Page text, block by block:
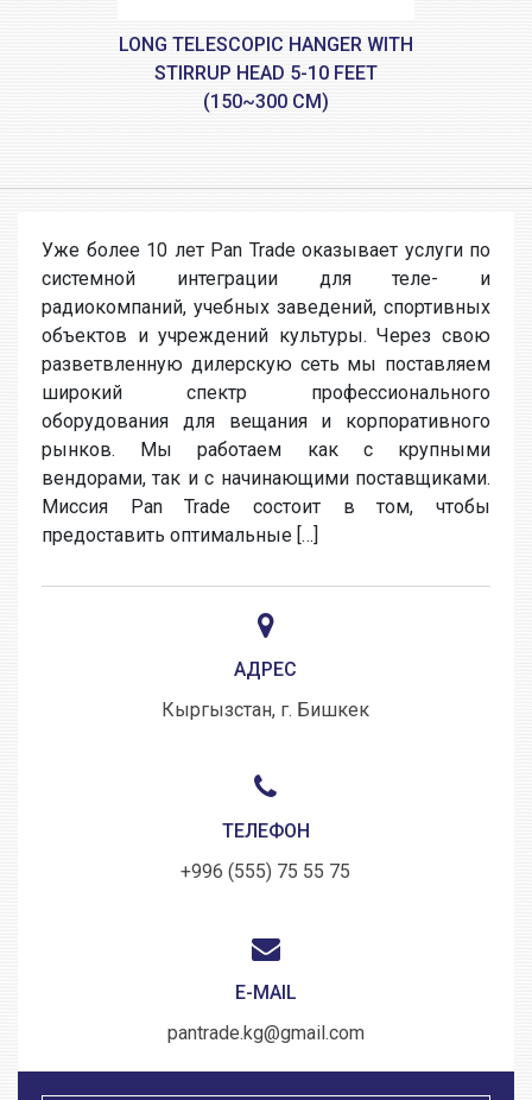
LONG TELESCOPIC HANGER WITH
STIRRUP HEAD 5-10 FEET
(150~300 CM)
Уже более 10 лет Pan Trade оказывает услуги по
системной интеграции для теле- и
радиокомпаний, учебных заведений, спортивных
объектов и учреждений культуры. Через свою
разветвленную дилерскую сеть мы поставляем
широкий спектр профессионального
оборудования для вещания и корпоративного
рынков. Мы работаем как с крупными
вендорами, так и с начинающими поставщиками.
Миссия Pan Trade состоит в том, чтобы
предоставить оптимальные […]
АДРЕС
Кыргызстан, г. Бишкек
ТЕЛЕФОН
+996 (555) 75 55 75
E-MAIL
pantrade.kg@gmail.com